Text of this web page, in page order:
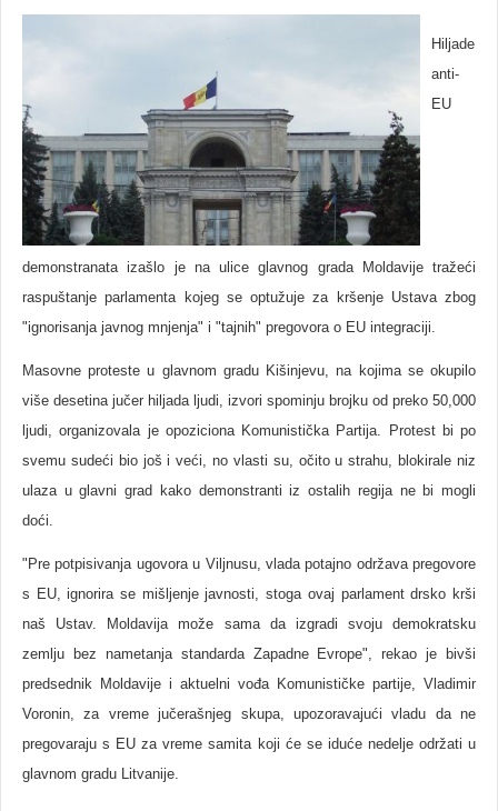
Hiljade
anti-
EU
demonstranata izašlo je na ulice glavnog grada Moldavije tražeći
raspuštanje parlamenta kojeg se optužuje za kršenje Ustava zbog
"ignorisanja javnog mnjenja" i "tajnih" pregovora o EU integraciji.
Masovne proteste u glavnom gradu Kišinjevu, na kojima se okupilo
više desetina jučer hiljada ljudi, izvori spominju brojku od preko 50,000
ljudi, organizovala je opoziciona Komunistička Partija. Protest bi po
svemu sudeći bio još i veći, no vlasti su, očito u strahu, blokirale niz
ulaza u glavni grad kako demonstranti iz ostalih regija ne bi mogli
doći.
"Pre potpisivanja ugovora u Viljnusu, vlada potajno održava pregovore
s EU, ignorira se mišljenje javnosti, stoga ovaj parlament drsko krši
naš Ustav. Moldavija može sama da izgradi svoju demokratsku
zemlju bez nametanja standarda Zapadne Evrope", rekao je bivši
predsednik Moldavije i aktuelni vođa Komunističke partije, Vladimir
Voronin, za vreme jučerašnjeg skupa, upozoravajući vladu da ne
pregovaraju s EU za vreme samita koji će se iduće nedelje održati u
glavnom gradu Litvanije.